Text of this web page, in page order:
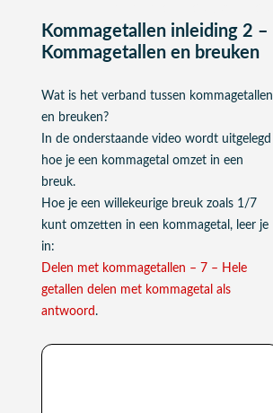
Kommagetallen inleiding 2 –
Kommagetallen en breuken
Wat is het verband tussen kommagetallen
en breuken?
In de onderstaande video wordt uitgelegd
hoe je een kommagetal omzet in een
breuk.
Hoe je een willekeurige breuk zoals 1/7
kunt omzetten in een kommagetal, leer je
in:
Delen met kommagetallen – 7 – Hele
getallen delen met kommagetal als
antwoord.